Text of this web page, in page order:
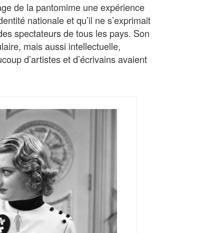
de la pantomime une expérience
nationale et qu’il ne s’exprimait
spectateurs de tous les pays. Son
mais aussi intellectuelle,
d’artistes et d’écrivains avaient